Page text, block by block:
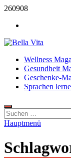
Zum
springen
260908
Bella Vita Wellness
Wellness Sport und
Wellness
Gesundheit
Geschenke-
Sprachen
Suchen
nach:
Hauptmenü